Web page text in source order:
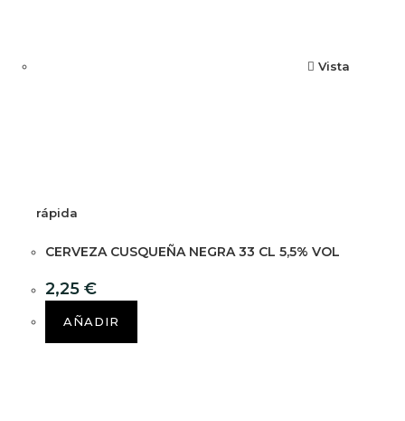
Vista
rápida
CERVEZA CUSQUEÑA NEGRA 33 CL 5,5% VOL
2,25 €
AÑADIR